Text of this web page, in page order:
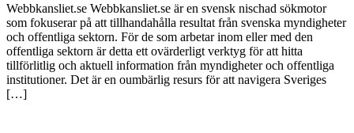
Webbkansliet.se Webbkansliet.se är en svensk nischad sökmotor
som fokuserar på att tillhandahålla resultat från svenska myndigheter
och offentliga sektorn. För de som arbetar inom eller med den
offentliga sektorn är detta ett ovärderligt verktyg för att hitta
tillförlitlig och aktuell information från myndigheter och offentliga
institutioner. Det är en oumbärlig resurs för att navigera Sveriges
[…]